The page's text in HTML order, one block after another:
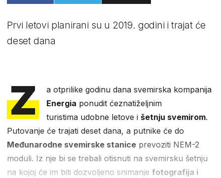
Prvi letovi planirani su u 2019. godini i trajat će
deset dana
Z
a otprilike godinu dana svemirska kompanija
Energia ponudit ćeznatiželjnim
turistima udobne letove išetnju svemirom.
Putovanje će trajati deset dana, a putnike će do
Međunarodne svemirske stanice prevoziti NEM-2
moduli. Iz nje bi se trebali otisnuti na svemirsku šetnju
na kojoj će im biti dozvoljeno snimanje fotografija i